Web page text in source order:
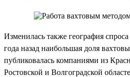
Изменилась также география
года назад наибольшая доля
публиковалась компаниями из
Ростовской и Волгоградской